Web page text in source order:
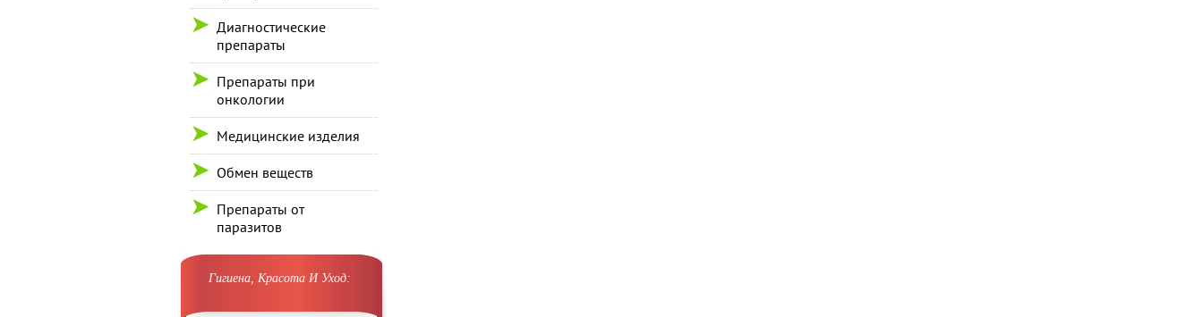
Диагностические
препараты
Препараты при
онкологии
Медицинские изделия
Обмен веществ
Препараты от
паразитов
Гигиена, Красота И Уход: